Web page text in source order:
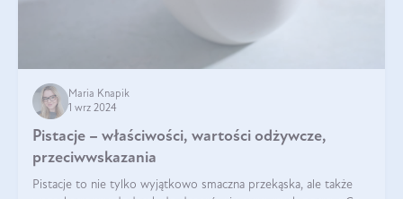
Maria Knapik
1 wrz 2024
Pistacje – właściwości, wartości odżywcze,
przeciwwskazania
Pistacje to nie tylko wyjątkowo smaczna przekąska, ale także